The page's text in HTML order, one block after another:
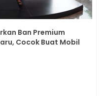
Ban Premium
Cocok Buat Mobil